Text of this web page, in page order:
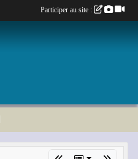
Participer au site :